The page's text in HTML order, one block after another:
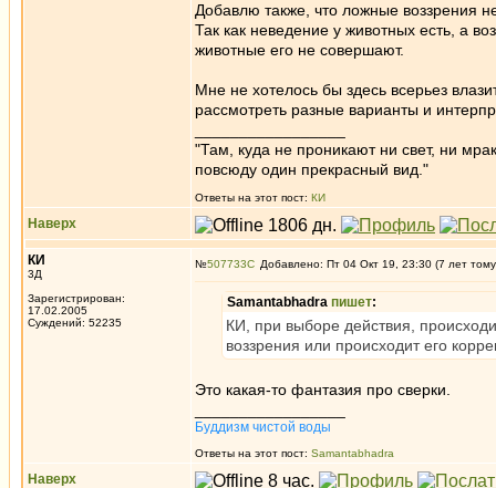
Добавлю также, что ложные воззрения
Так как неведение у животных есть, а
животные его не совершают.
Мне не хотелось бы здесь всерьез
рассмотреть разные варианты и
"Там, куда не проникают ни свет, ни
повсюду один прекрасный вид."
Ответы на этот пост: КИ
Наверх
КИ
3Д
Зарегистрирован:
17.02.2005
Суждений: 52235
№507733 Добавлено: Пт 04 Окт 19, 23:30 (7 лет
Samantabhadra пишет:
КИ, при выборе действия,
воззрения или происходит его
Это какая-то фантазия про сверки.
Буддизм чистой воды
Ответы на этот пост: Samantabhadra
Наверх